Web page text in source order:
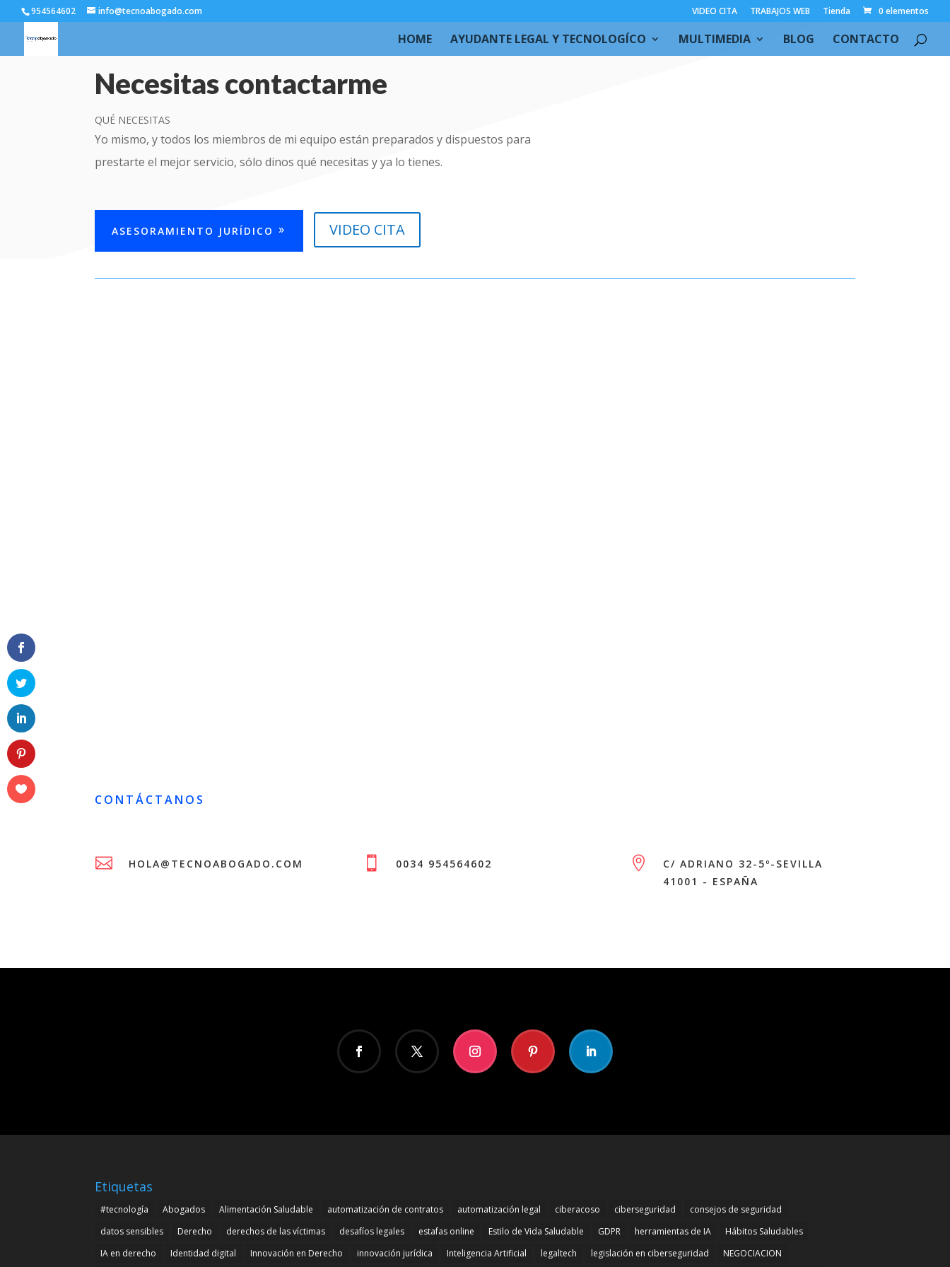
954564602 info@tecnoabogado.com VIDEO CITA TRABAJOS WEB Tienda 0 elementos
HOME AYUDANTE LEGAL Y TECNOLOGÍCO MULTIMEDIA BLOG CONTACTO
Necesitas contactarme
QUÉ NECESITAS
Yo mismo, y todos los miembros de mi equipo están preparados y dispuestos para
prestarte el mejor servicio, sólo dinos qué necesitas y ya lo tienes.
ASESORAMIENTO JURÍDICO VIDEO CITA
CONTÁCTANOS
 HOLA@TECNOABOGADO.COM  0034 954564602 
C/ ADRIANO 32-5º-SEVILLA
41001 - ESPAÑA
Etiquetas
#tecnología Abogados Alimentación Saludable automatización de contratos automatización legal ciberacoso ciberseguridad
consejos de seguridad
datos sensibles
Derecho derechos de las víctimas desafíos legales estafas online Estilo de Vida Saludable GDPR herramientas de IA
Hábitos Saludables
IA en derecho
Identidad digital Innovación en Derecho innovación jurídica Inteligencia Artificial legaltech legislación en ciberseguridad NEGOCIACION